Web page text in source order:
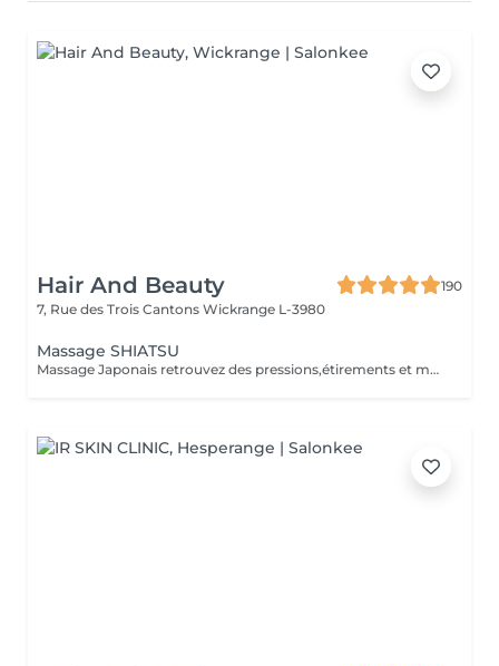
Hair And Beauty
190
7, Rue des Trois Cantons Wickrange L-3980
Massage SHIATSU
Massage Japonais retrouvez des pressions,étirements et mobilisations articulaires. Les pressions sont adaptées à votre choix, douces ou fortes Prévoir une tenue ample et des chaussettes propres.